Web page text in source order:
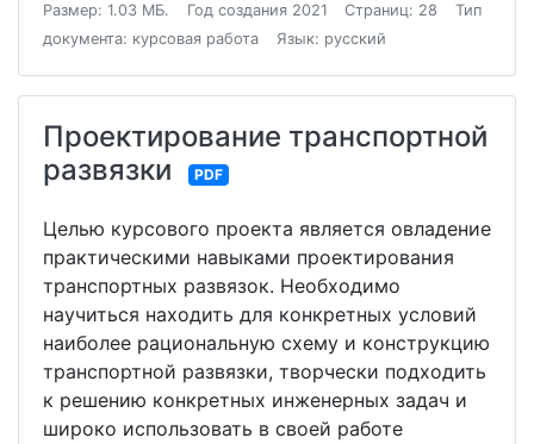
Размер: 1.03 МБ. Год создания 2021 Страниц: 28
Тип
документа: курсовая работа
Язык: русский
Проектирование транспортной
развязки
PDF
Целью курсового проекта является овладение
практическими навыками проектирования
транспортных развязок. Необходимо
научиться находить для конкретных условий
наиболее рациональную схему и конструкцию
транспортной развязки, творчески подходить
к решению конкретных инженерных задач и
широко использовать в своей работе